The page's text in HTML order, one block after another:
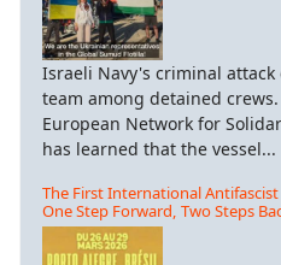
Israeli Navy's criminal
team among detained
European Network for
has learned that the vessel...
The First International
One Step Forward, Two Steps